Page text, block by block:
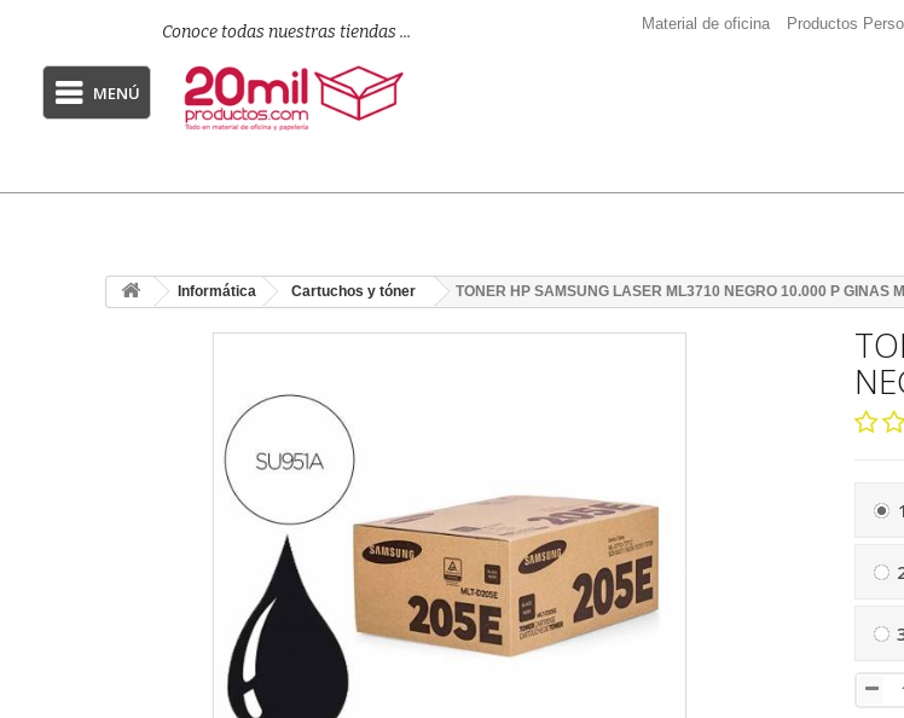
Conoce todas nuestras tiendas ... Material de oficina Productos
MENÚ
Informática Cartuchos y tóner TONER HP SAMSUNG LASER ML3710 NEGRO 10.000 P GINAS